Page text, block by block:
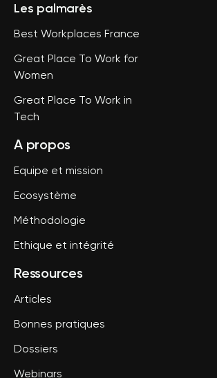
Les palmarès
Best Workplaces France
Great Place To Work for
Women
Great Place To Work in
Tech
A propos
Equipe et mission
Ecosystème
Méthodologie
Ethique et intégrité
Ressources
Articles
Bonnes pratiques
Dossiers
Webinars